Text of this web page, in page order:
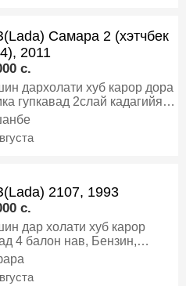
Самара 2 (хэтчбек
2011
c.
дархолати хуб карор дора
гупкавад 2слай кадагийя
каробка приёра дарош
элекпакт, Бензин,
Хэтчбек
2107, 1993
c.
дар холати хуб карор
4 балон нав, Бензин,
Седан